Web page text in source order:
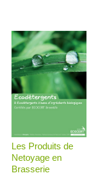
Les Produits de
Netoyage en
Brasserie